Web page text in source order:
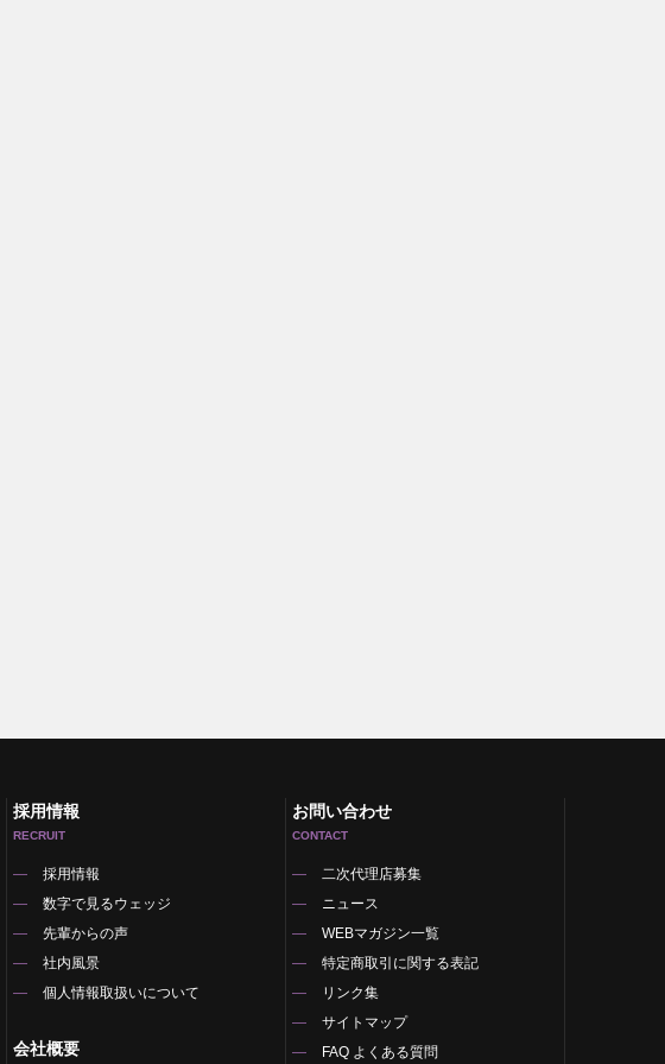
採用情報
RECRUIT
採用情報
数字で見るウェッジ
先輩からの声
社内風景
個人情報取扱いについて
会社概要
お問い合わせ
CONTACT
二次代理店募集
ニュース
WEBマガジン一覧
特定商取引に関する表記
リンク集
サイトマップ
FAQ よくある質問